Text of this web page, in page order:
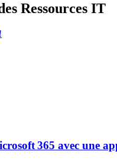
Ressources IT
365 avec une